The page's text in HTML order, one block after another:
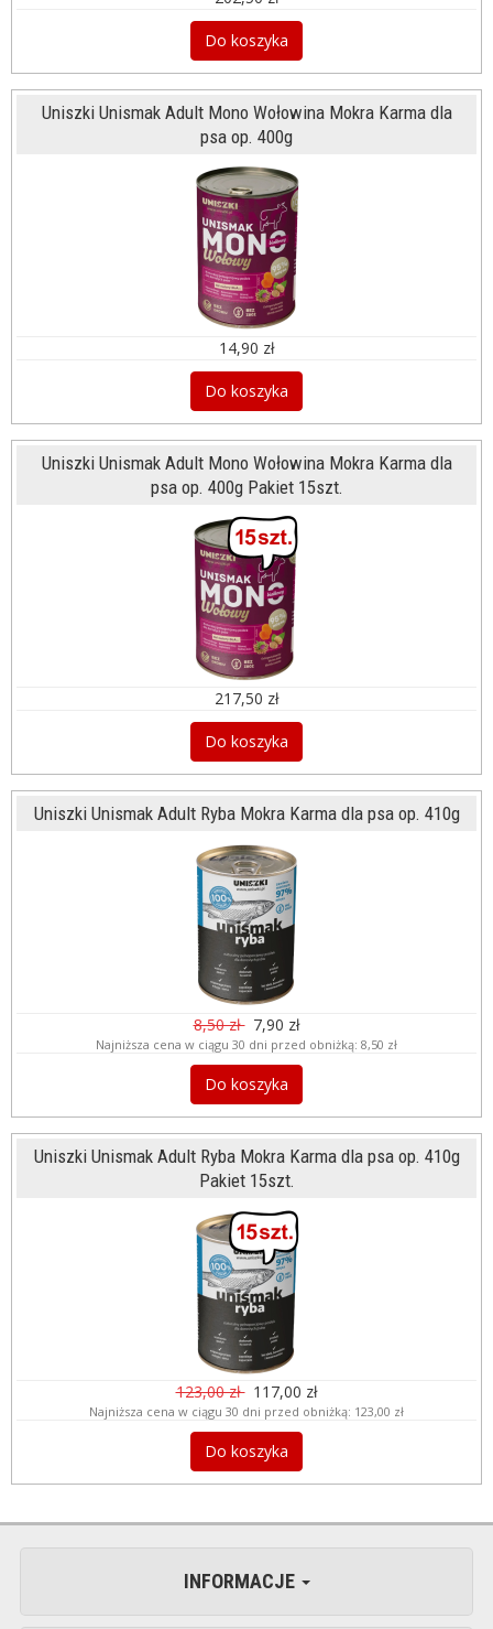
Do koszyka
Uniszki Unismak Adult Mono Wołowina Mokra Karma dla
psa op. 400g
14,90 zł
Do koszyka
Uniszki Unismak Adult Mono Wołowina Mokra Karma dla
psa op. 400g Pakiet 15szt.
217,50 zł
Do koszyka
Uniszki Unismak Adult Ryba Mokra Karma dla psa op. 410g
8,50 zł 7,90 zł
Najniższa cena w ciągu 30 dni przed obniżką: 8,50 zł
Do koszyka
Uniszki Unismak Adult Ryba Mokra Karma dla psa op. 410g
Pakiet 15szt.
123,00 zł 117,00 zł
Najniższa cena w ciągu 30 dni przed obniżką: 123,00 zł
Do koszyka
INFORMACJE